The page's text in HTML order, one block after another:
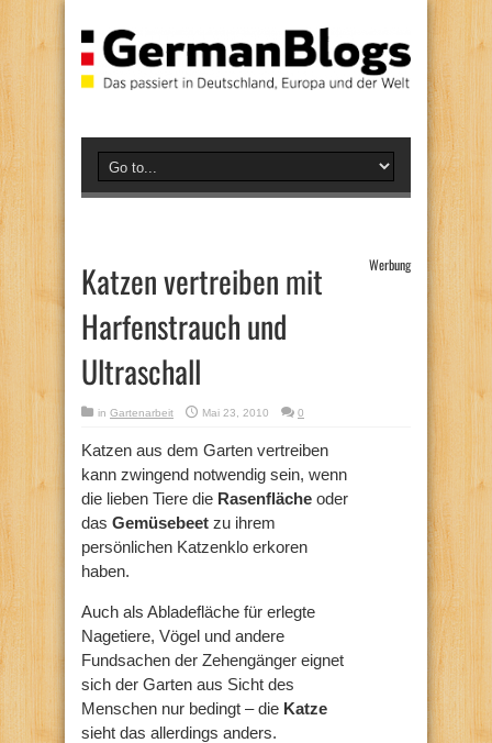
Katzen vertreiben mit
Harfenstrauch und
Ultraschall
Werbung
in Gartenarbeit Mai 23, 2010 0
Katzen aus dem Garten vertreiben
kann zwingend notwendig sein, wenn
die lieben Tiere die Rasenfläche oder
das Gemüsebeet zu ihrem
persönlichen Katzenklo erkoren
haben.
Auch als Abladefläche für erlegte
Nagetiere, Vögel und andere
Fundsachen der Zehengänger eignet
sich der Garten aus Sicht des
Menschen nur bedingt – die Katze
sieht das allerdings anders.